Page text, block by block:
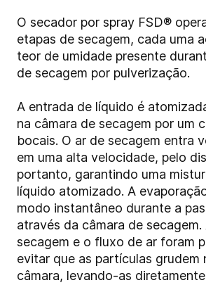
O secador por spray FSD®
etapas de secagem, cada uma
teor de umidade presente
de secagem por pulverização.
A entrada de líquido é
na câmara de secagem por um
bocais. O ar de secagem entra
em uma alta velocidade, pelo
portanto, garantindo uma
líquido atomizado. A
modo instantâneo durante a
através da câmara de secagem.
secagem e o fluxo de ar foram
evitar que as partículas grudem
câmara, levando-as